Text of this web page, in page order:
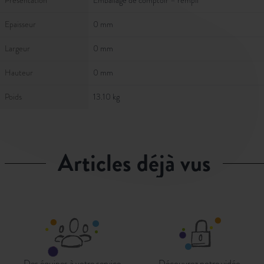
Epaisseur 0 mm
Largeur 0 mm
Hauteur 0 mm
Poids 13.10 kg
articles déjà vus